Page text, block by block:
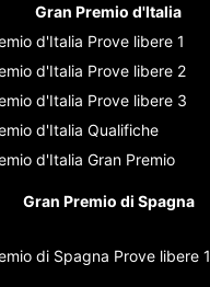
Gran Premio d'Italia
d'Italia Prove libere 1
d'Italia Prove libere 2
d'Italia Prove libere 3
d'Italia Qualifiche
d'Italia Gran Premio
Gran Premio di Spagna
di Spagna Prove libere 1